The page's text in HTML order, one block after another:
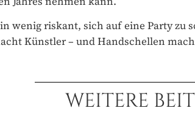
wenig riskant, sich auf eine Party zu
Künstler – und Handschellen
WEITERE